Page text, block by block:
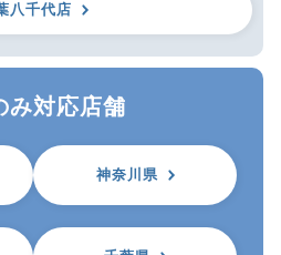
八千代店
み対応店舗
神奈川県